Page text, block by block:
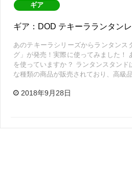
ギア
ギア：DOD テキーラランタン
あのテキーラシリーズからランタンス
グ」が発売！実際に使ってみました！
を使っていますか？ ランタンスタンド
な種類の商品が販売されており、高級
2018年9月28日